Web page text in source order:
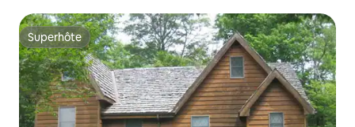
Superhôte
Superhôte